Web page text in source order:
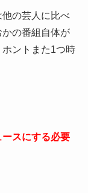
の芸人に比べ
の番組自体が
ントまた1つ時
スにする必要